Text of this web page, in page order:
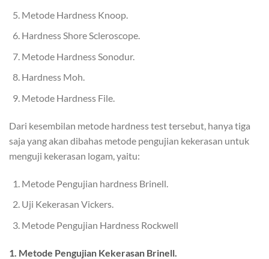
Metode Hardness Knoop.
Hardness Shore Scleroscope.
Metode Hardness Sonodur.
Hardness Moh.
Metode Hardness File.
Dari kesembilan metode hardness test tersebut, hanya tiga
saja yang akan dibahas metode pengujian kekerasan untuk
menguji kekerasan logam, yaitu:
Metode Pengujian hardness Brinell.
Uji Kekerasan Vickers.
Metode Pengujian Hardness Rockwell
1. Metode Pengujian Kekerasan Brinell.